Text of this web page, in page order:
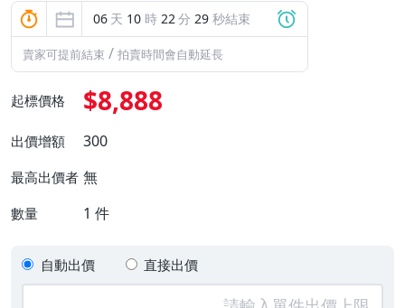
06 天 10 時 22 分 29 秒結束
賣家可提前結束 / 拍賣時間會自動延長
起標價格 $8,888
出價增額 300
最高出價者 無
數量 1 件
自動出價 直接出價